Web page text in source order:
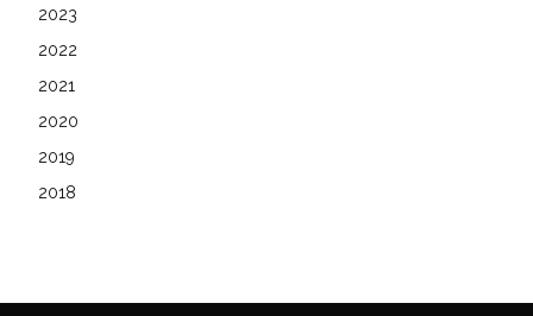
2023
2022
2021
2020
2019
2018